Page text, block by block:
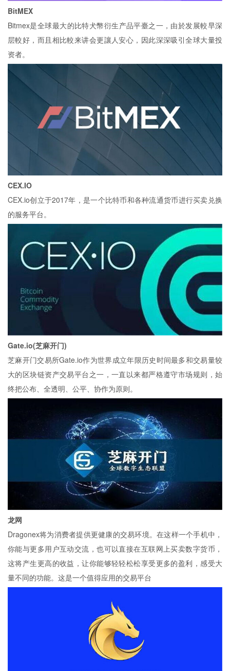
BitMEX
Bitmex是全球最大的比特犬幣衍生产品平臺之一，由於发展較早深
层較好，而且相比較来讲会更讓人安心，因此深深吸引全球大量投
资者。
CEX.IO
CEX.io创立于2017年，是一个比特币和各种流通货币进行买卖兑换
的服务平台。
Gate.io(芝麻开门)
芝麻开门交易所Gate.io作为世界成立年限历史时间最多和交易量较
大的区块链资产交易平台之一，一直以来都严格遵守市场规则，始
终把公布、全透明、公平、协作为原则。
龙网
Dragonex将为消费者提供更健康的交易环境。在这样一个手机中，
你能与更多用户互动交流，也可以直接在互联网上买卖数字货币，
这将产生更高的收益，让你能够轻轻松松享受更多的盈利，感受大
量不同的功能。这是一个值得应用的交易平台